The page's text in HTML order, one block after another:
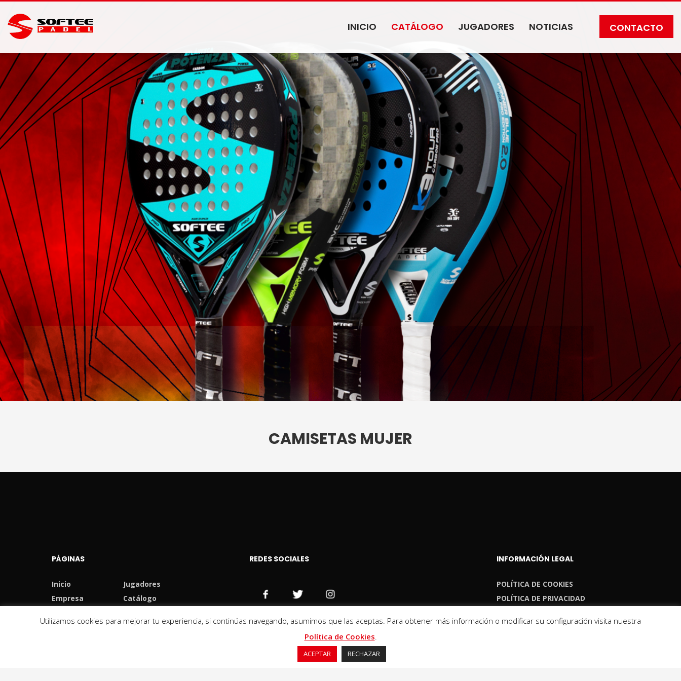
INICIO CATÁLOGO JUGADORES NOTICIAS CONTACTO
CAMISETAS MUJER
PÁGINAS
Inicio
Jugadores
Empresa
Catálogo
REDES SOCIALES
Copyright © 2025 Softeepadel.pro | All rights reserved.
INFORMACIÓN LEGAL
POLÍTICA DE COOKIES
POLÍTICA DE PRIVACIDAD
Utilizamos cookies para mejorar tu experiencia, si continúas navegando, asumimos que las aceptas. Para obtener más información o modificar su configuración visita nuestra
Política de Cookies.
ACEPTAR RECHAZAR